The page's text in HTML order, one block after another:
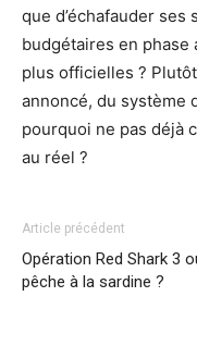
que d’échafauder
budgétaires en phase
plus officielles ?
annoncé, du système
pourquoi ne pas déjà
au réel ?
Article précédent
Opération Red Shark 3
pêche à la sardine ?